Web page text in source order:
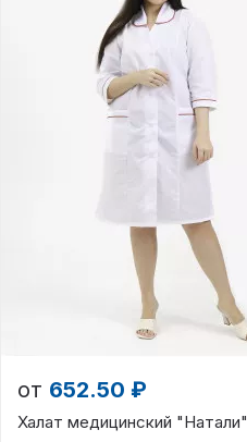
от 652.50 ₽
Халат медицинский "Натали"